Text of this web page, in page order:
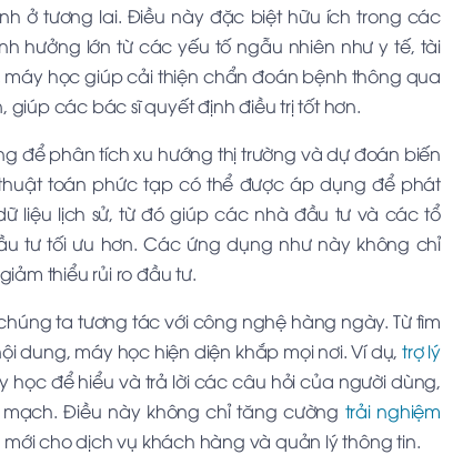
ở tương lai. Điều này đặc biệt hữu ích trong các
hưởng lớn từ các yếu tố ngẫu nhiên như y tế, tài
học giúp cải thiện chẩn đoán bệnh thông qua
giúp các bác sĩ quyết định điều trị tốt hơn.
để phân tích xu hướng thị trường và dự đoán biến
toán phức tạp có thể được áp dụng để phát
liệu lịch sử, từ đó giúp các nhà đầu tư và các tổ
tư tối ưu hơn. Các ứng dụng như này không chỉ
thiểu rủi ro đầu tư.
ta tương tác với công nghệ hàng ngày. Từ tìm
dung, máy học hiện diện khắp mọi nơi. Ví dụ,trợ lý
học để hiểu và trả lời các câu hỏi của người dùng,
Điều này không chỉ tăng cường trải nghiệm
cho dịch vụ khách hàng và quản lý thông tin.